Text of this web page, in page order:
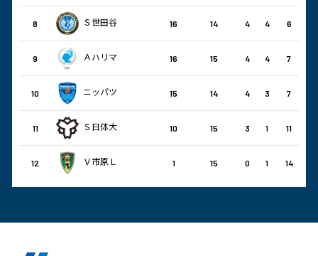
8 Ｓ世田谷 16 14 4 4 6
9 Ａハリマ 16 15 4 4 7
10 ニッパツ 15 14 4 3 7
11 Ｓ日体大 10 15 3 1 11
12 Ｖ市原Ｌ 1 15 0 1 14